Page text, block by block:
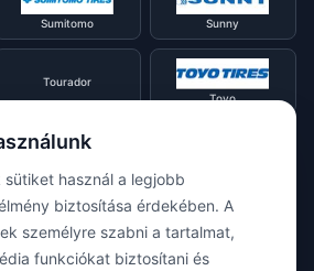
Sumitomo Sunny
Tourador
Toyo
Triangle
Viking Voyager
sütiket használ a legjobb
biztosítása érdekében. A
személyre szabni a tartalmat,
funkciókat biztosítani és